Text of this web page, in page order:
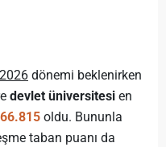
dönemi beklenirken
devlet üniversitesi en
oldu. Bununla
taban puanı da